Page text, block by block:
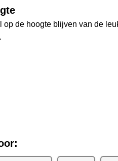
op de hoogte blijven van de